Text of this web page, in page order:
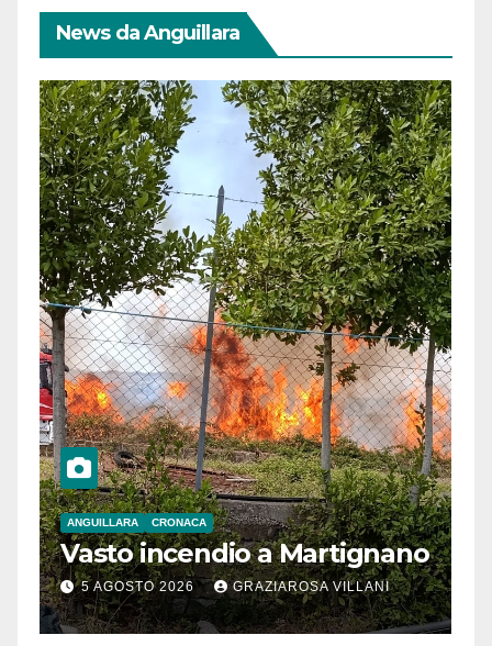
News da Anguillara
ANGUILLARA CRONACA
Vasto incendio a Martignano
5 AGOSTO 2026 GRAZIAROSA VILLANI